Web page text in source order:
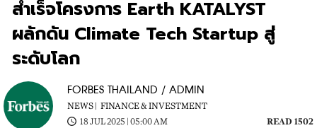
สำเร็จโครงการ Earth KATALYST
ผลักดัน Climate Tech Startup สู่
ระดับโลก
FORBES THAILAND / ADMIN
NEWS | FINANCE & INVESTMENT
18 JUL 2025 | 05:00 AM
READ 1502